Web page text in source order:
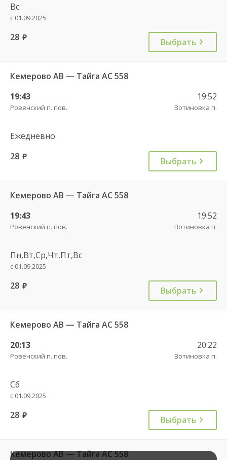
Вс
с 01.09.2025
28 руб. Выбрать
Кемерово АВ — Тайга АС 558
19:43
Ровенский п. пов.
19:52
Вотиновка п.
Ежедневно
28 руб. Выбрать
Кемерово АВ — Тайга АС 558
19:43
Ровенский п. пов.
19:52
Вотиновка п.
Пн,Вт,Ср,Чт,Пт,Вс
с 01.09.2025
28 руб. Выбрать
Кемерово АВ — Тайга АС 558
20:13
Ровенский п. пов.
20:22
Вотиновка п.
Сб
с 01.09.2025
28 руб. Выбрать
Кемерово АВ — Тайга АС 558